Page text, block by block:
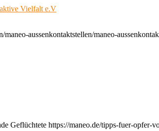
Vielfalt e.V
aussenkontaktstellen/maneo-
Geflüchtete https://maneo.de/tipps-fuer-opfer-